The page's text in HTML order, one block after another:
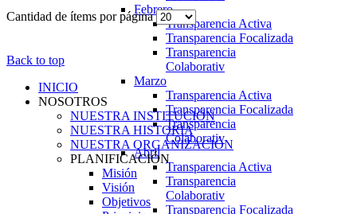
Febrero
Transparencia Activa
Transparencia Focalizada
Transparencia
Colaborativ
Marzo
Transparencia Activa
Transparencia Focalizada
Transparencia
Colaborativ
Abril
Transparencia Activa
Transparencia
Colaborativ
Transparencia Focalizada
Cantidad de ítems por página
Back to top
INICIO
NOSOTROS
NUESTRA INSTITUCIÓN
NUESTRA HISTORIA
NUESTRA ORGANIZACIÓN
PLANIFICACIÓN
Misión
Visión
Objetivos